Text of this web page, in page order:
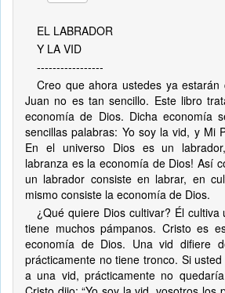
EL LABRADOR
Y LA VID
-----------------
Creo que ahora ustedes ya estarán
Juan no es tan sencillo. Este libro
economía de Dios. Dicha economía
sencillas palabras: Yo soy la vid, y Mi
En el universo Dios es un
labranza es la economía de Dios! Así
un labrador consiste en labrar, en
mismo consiste la economía de Dios.
¿Qué quiere Dios cultivar? Él
tiene muchos pámpanos. Cristo es
economía de Dios. Una vid difiere
prácticamente no tiene tronco. Si
a una vid, prácticamente no